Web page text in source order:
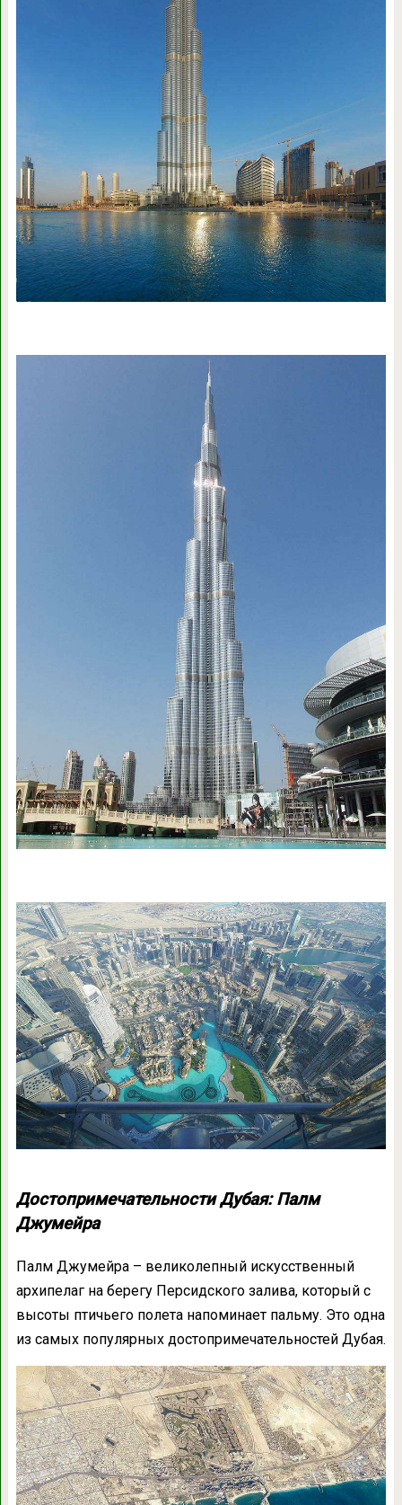
Достопримечательности Дубая: Палм
Джумейра
Палм Джумейра – великолепный искусственный
архипелаг на берегу Персидского залива, который с
высоты птичьего полета напоминает пальму. Это одна
из самых популярных достопримечательностей Дубая.